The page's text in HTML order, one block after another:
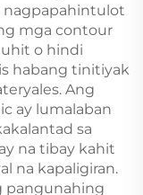
nagpapahintulot
mga contour
o hindi
habang tinitiyak
Ang
ay lumalaban
sa
na tibay kahit
na kapaligiran.
pangunahing